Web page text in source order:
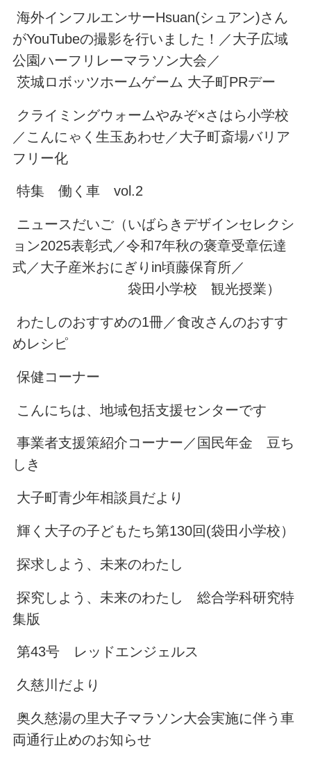
海外インフルエンサーHsuan(シュアン)さん
がYouTubeの撮影を行いました！／大子広域
公園ハーフリレーマラソン大会／
茨城ロボッツホームゲーム 大子町PRデー
クライミングウォームやみぞ×さはら小学校
／こんにゃく生玉あわせ／大子町斎場バリア
フリー化
特集 働く車 vol.2
ニュースだいご（いばらきデザインセレクシ
ョン2025表彰式／令和7年秋の褒章受章伝達
式／大子産米おにぎりin頃藤保育所／
袋田小学校 観光授業）
わたしのおすすめの1冊／食改さんのおすす
めレシピ
保健コーナー
こんにちは、地域包括支援センターです
事業者支援策紹介コーナー／国民年金 豆ち
しき
大子町青少年相談員だより
輝く大子の子どもたち第130回(袋田小学校）
探求しよう、未来のわたし
探究しよう、未来のわたし 総合学科研究特
集版
第43号 レッドエンジェルス
久慈川だより
奥久慈湯の里大子マラソン大会実施に伴う車
両通行止めのお知らせ